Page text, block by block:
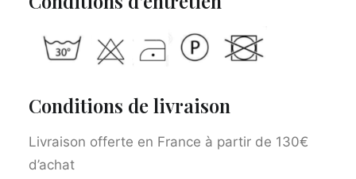
Conditions de livraison
Livraison offerte en France à partir de 130€
d’achat